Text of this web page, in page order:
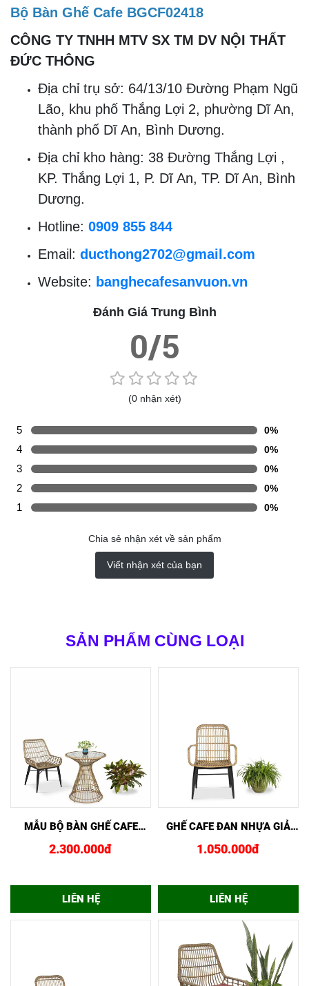
Bộ Bàn Ghế Cafe BGCF02418
CÔNG TY TNHH MTV SX TM DV NỘI THẤT
ĐỨC THÔNG
Địa chỉ trụ sở: 64/13/10 Đường Phạm Ngũ
Lão, khu phố Thắng Lợi 2, phường Dĩ An,
thành phố Dĩ An, Bình Dương.
Địa chỉ kho hàng: 38 Đường Thắng Lợi ,
KP. Thắng Lợi 1, P. Dĩ An, TP. Dĩ An, Bình
Dương.
Hotline: 0909 855 844
Email: ducthong2702@gmail.com
Website: banghecafesanvuon.vn
Đánh Giá Trung Bình
0/5
(0 nhận xét)
5 0%
4 0%
3 0%
2 0%
1 0%
Chia sẻ nhận xét về sản phẩm
Viết nhận xét của bạn
SẢN PHẨM CÙNG LOẠI
XEM NHANH MUA NGAY
MẪU BỘ BÀN GHẾ CAFE
BGCF024156
2.300.000đ
LIÊN HỆ
XEM NHANH MUA NGAY
GHẾ CAFE ĐAN NHỰA GIẢ
MÂY GCF02441
1.050.000đ
LIÊN HỆ